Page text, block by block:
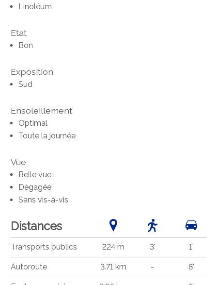
Linoléum
Etat
Bon
Exposition
Sud
Ensoleillement
Optimal
Toute la journée
Vue
Belle vue
Dégagée
Sans vis-à-vis
Distances
Transports publics 224 m 3' 1'
Autoroute 3.71 km - 8'